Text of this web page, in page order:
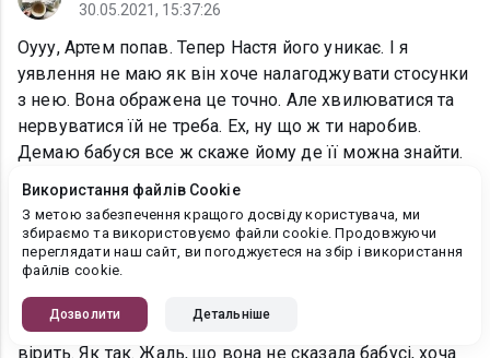
30.05.2021, 15:37:26
Оууу, Артем попав. Тепер Настя його уникає. І я
уявлення не маю як він хоче налагоджувати стосунки
з нею. Вона ображена це точно. Але хвилюватися та
нервуватися їй не треба. Ех, ну що ж ти наробив.
Демаю бабуся все ж скаже йому де її можна знайти.
Але перше дась прочуханки! Це йому не завадить
однак. Дякую, люба!!
Бук Фан
Артем мене розчарував. Настю вдарили, а він не
вірить. Як так. Жаль, що вона не сказала бабусі, хоча
Використання файлів Cookie
З метою забезпечення кращого досвіду користувача, ми
збираємо та використовуємо файли cookie. Продовжуючи
переглядати наш сайт, ви погоджуєтеся на збір і використання
файлів cookie.
Дозволити Детальніше